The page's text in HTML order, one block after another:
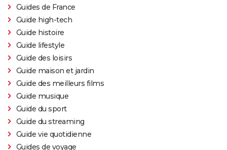
Guides de France
Guide high-tech
Guide histoire
Guide lifestyle
Guide des loisirs
Guide maison et jardin
Guide des meilleurs films
Guide musique
Guide du sport
Guide du streaming
Guide vie quotidienne
Guides de voyage